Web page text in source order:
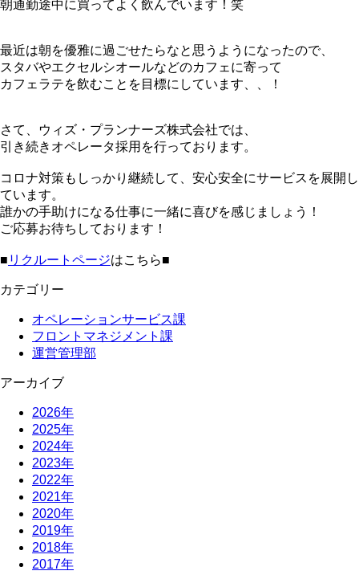
朝通勤途中に買ってよく飲んでいます！笑
最近は朝を優雅に過ごせたらなと思うようになったので、
スタバやエクセルシオールなどのカフェに寄って
カフェラテを飲むことを目標にしています、、！
さて、ウィズ・プランナーズ株式会社では、
引き続きオペレータ採用を行っております。
コロナ対策もしっかり継続して、安心安全にサービスを展開し
ています。
誰かの手助けになる仕事に一緒に喜びを感じましょう！
ご応募お待ちしております！
■ リクルートページはこちら■
カテゴリー
オペレーションサービス課
フロントマネジメント課
運営管理部
アーカイブ
2026年
2025年
2024年
2023年
2022年
2021年
2020年
2019年
2018年
2017年